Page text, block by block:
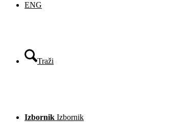
ENG
Traži
Izbornik Izbornik